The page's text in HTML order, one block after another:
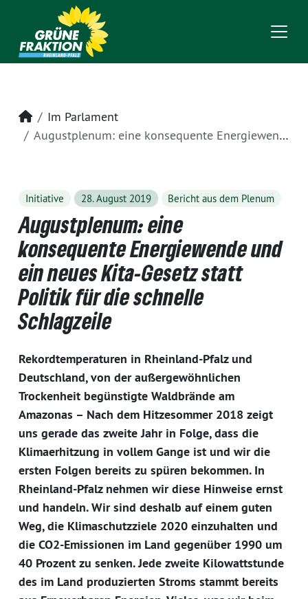
Startseite
Im Parlament
Augustplenum: eine konsequente Energiewende und ein neues Kita-Gesetz statt Politik für die schnelle Schlagzeile
Initiative 28. August 2019 Bericht aus dem Plenum
Augustplenum: eine
konsequente Energiewende und
ein neues Kita-Gesetz statt
Politik für die schnelle
Schlagzeile
Rekordtemperaturen in Rheinland-Pfalz und
Deutschland, von der außergewöhnlichen
Trockenheit begünstigte Waldbrände am
Amazonas – Nach dem Hitzesommer 2018 zeigt
uns gerade das zweite Jahr in Folge, dass die
Klimaerhitzung in vollem Gange ist und wir die
ersten Folgen bereits zu spüren bekommen. In
Rheinland-Pfalz nehmen wir diese Hinweise ernst
und handeln. Wir sind deshalb auf einem guten
Weg, die Klimaschutzziele 2020 einzuhalten und
die CO2-Emissionen im Land gegenüber 1990 um
40 Prozent zu senken. Jede zweite Kilowattstunde
des im Land produzierten Stroms stammt bereits